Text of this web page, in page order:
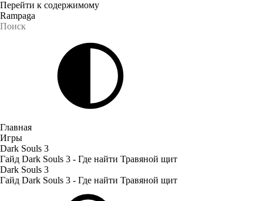
Перейти к содержимому
Rampaga
Главная
Игры
Dark Souls 3
Гайд Dark Souls 3 - Где найти Травяной щит
Dark Souls 3
Гайд Dark Souls 3 - Где найти Травяной щит